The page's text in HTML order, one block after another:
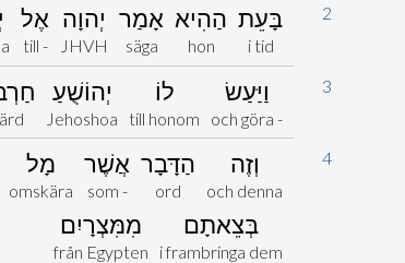
2
בָּעֵת
i tid
הַהִיא
hon
אָמַר
säga
יְהוָה
JHVH
אֶל
till -
3
וַיַּעַשׂ
och göra -
לוֹ
till honom
יְהוֹשֻׁעַ
Jehoshoa
4
וְזֶה
och denna
הַדָּבָר
ord
אֲשֶׁר
som -
מָל
omskära
בְּצֵאתָם
i frambringa dem
מִמִּצְרָיִם
från Egypten